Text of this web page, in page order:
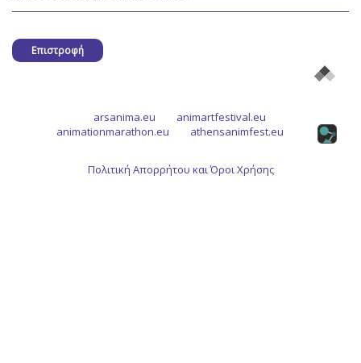
Επιστροφή
arsanima.eu
animartfestival.eu
animationmarathon.eu
athensanimfest.eu
Πολιτική Απορρήτου και Όροι Χρήσης